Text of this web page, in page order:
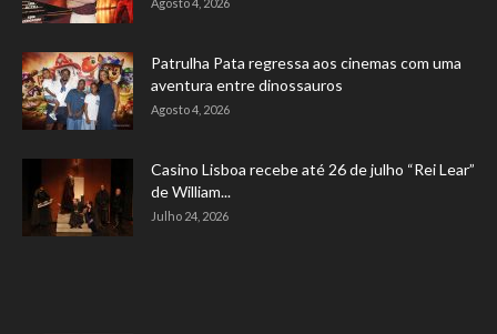
Agosto 4, 2026
Patrulha Pata regressa aos cinemas com uma
aventura entre dinossauros
Agosto 4, 2026
Casino Lisboa recebe até 26 de julho “Rei Lear”
de William...
Julho 24, 2026